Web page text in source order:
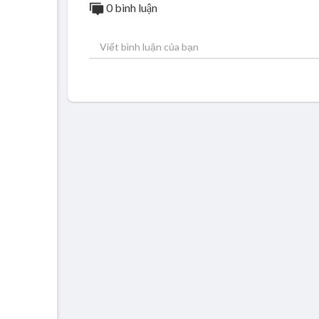
Lời Cầu Nguyện Vẫn Mãi Tiếp Tục ,,, Tiếp
Lời Cầu Nguyện Vẫn Mãi Tiếp Tục ,,, Tiếp
Nguyện Cầu Xin Mãi Nguyện Cầu ,,,
Lời Cầu Nguyện Vẫn Mãi Tiếp Tục ! ,,, Tiếp
0 bình luận